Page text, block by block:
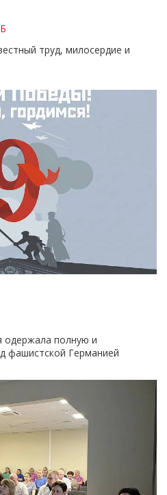
труд, милосердие и
одержала полную и
фашистской Германией